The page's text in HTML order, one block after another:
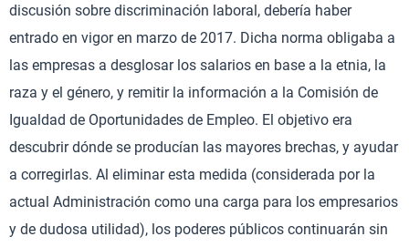
discusión sobre discriminación laboral, debería haber
entrado en vigor en marzo de 2017. Dicha norma obligaba a
las empresas a desglosar los salarios en base a la etnia, la
raza y el género, y remitir la información a la Comisión de
Igualdad de Oportunidades de Empleo. El objetivo era
descubrir dónde se producían las mayores brechas, y ayudar
a corregirlas. Al eliminar esta medida (considerada por la
actual Administración como una carga para los empresarios
y de dudosa utilidad), los poderes públicos continuarán sin